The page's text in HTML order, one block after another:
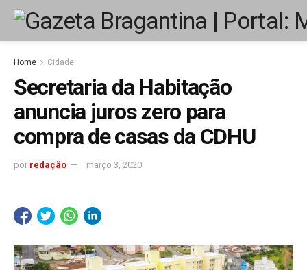
Home Cidade
Secretaria da Habitação
anuncia juros zero para
compra de casas da CDHU
por redação março 3, 2020